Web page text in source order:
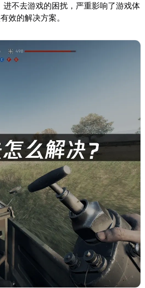
不去游戏的困扰，严重影响了游戏体
效的解决方案。